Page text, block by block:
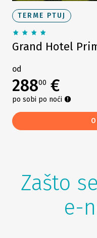
TERME PTUJ
Grand Hotel
od
28800 €
po sobi po noći
Zašto
e-